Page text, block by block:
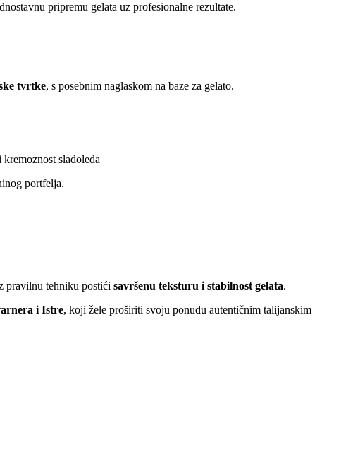
pripremu gelata uz profesionalne rezultate.
tvrtke, s posebnim naglaskom na baze za gelato.
sladoleda
portfelja.
pravilnu tehniku postići savršenu teksturu i stabilnost gelata.
i Istre, koji žele proširiti svoju ponudu autentičnim talijanskim